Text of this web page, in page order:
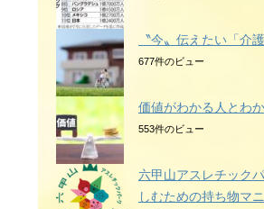
〝今〟伝えたい「介
677件のビュー
価値がわかる人とわ
553件のビュー
六甲山アスレチック
しむための持ち物マ